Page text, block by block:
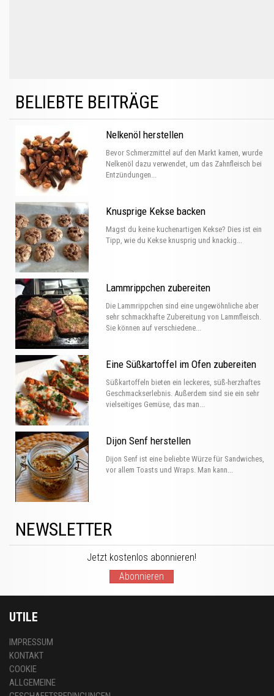
BELIEBTE BEITRÄGE
Nelkenöl herstellen
Bevor Schmerzmittel auf den Markt kamen, wurde
Nelkenöl dazu verwendet, um das Zahnfleisch bei
Entzündungen...
Knusprige Kekse backen
Magst du keine kuchenartigen Kekse? Dies ist ein
Tipp, wie du Kekse knusprig und knackig...
Lammrippchen zubereiten
Die Lammrippchen sind eine ungewöhnliche aber
sehr schmackhafte Zubereitung von Lammfleisch.
Sie können auf verschiedene...
Eine Süßkartoffel im Ofen zubereiten
Süßkartoffeln bieten ein leckeres, süß-herzhaftes
Geschmackserlebnis. Außerdem sind sie ein sehr
vielseitiges Gemüse, das man...
Dijon Senf herstellen
Dijon Senf ist eine beliebte Würze für Sandwiches,
vor allem Toasts und Wraps. Man kann...
NEWSLETTER
Jetzt kostenlos abonnieren!
Abonnieren
UTILE
IMPRESSUM
KONTAKT
COOKIE
ALLGEMEINE